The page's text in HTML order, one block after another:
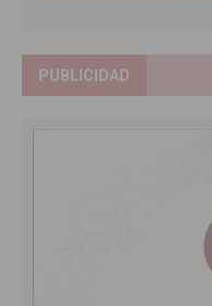
PUBLICIDAD